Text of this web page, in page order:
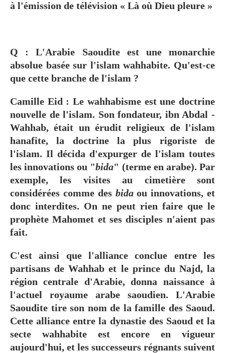
à l'émission de télévision « Là où Dieu pleure »
Q : L'Arabie Saoudite est une monarchie
absolue basée sur l'islam wahhabite. Qu'est-ce
que cette branche de l'islam ?
Camille Eid : Le wahhabisme est une doctrine
nouvelle de l'islam. Son fondateur, ibn Abdal -
Wahhab, était un érudit religieux de l'islam
hanafite, la doctrine la plus rigoriste de
l'islam. Il décida d'expurger de l'islam toutes
les innovations ou "bida" (terme en arabe). Par
exemple, les visites au cimetière sont
considérées comme des bidaou innovations, et
donc interdites. On ne peut rien faire que le
prophète Mahomet et ses disciples n'aient pas
fait.
C'est ainsi que l'alliance conclue entre les
partisans de Wahhab et le prince du Najd, la
région centrale d'Arabie, donna naissance à
l'actuel royaume arabe saoudien. L'Arabie
Saoudite tire son nom de la famille des Saoud.
Cette alliance entre la dynastie des Saoud et la
secte wahhabite est encore en vigueur
aujourd'hui, et les successeurs régnants suivent